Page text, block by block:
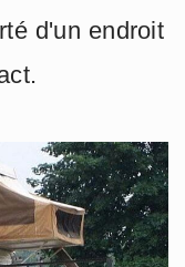
d'un endroit